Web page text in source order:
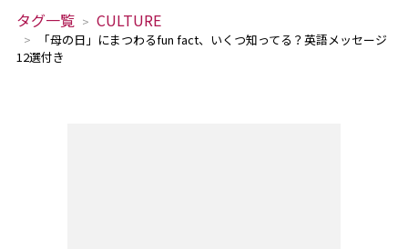
タグ一覧 CULTURE
「母の日」にまつわるfun fact、いくつ知ってる？英語メッセージ
12選付き